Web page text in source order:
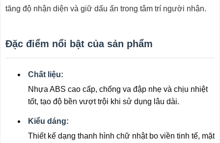
tăng độ nhận diện và giữ dấu ấn trong tâm trí người nhận.
Đặc điểm nổi bật của sản phẩm
Chất liệu:
Nhựa ABS cao cấp, chống va đập nhẹ và chịu nhiệt
tốt, tạo độ bền vượt trội khi sử dụng lâu dài.
Kiểu dáng:
Thiết kế dạng thanh hình chữ nhật bo viền tinh tế, mặt